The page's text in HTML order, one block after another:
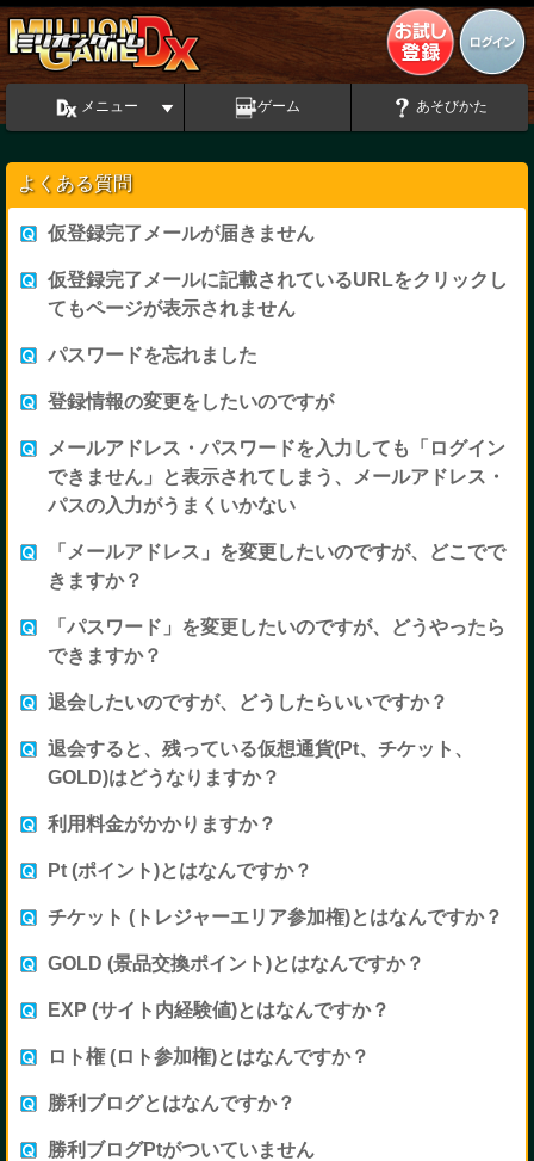
メニュー ゲーム あそびかた
よくある質問
仮登録完了メールが届きません
仮登録完了メールに記載されているURLをクリックし
てもページが表示されません
パスワードを忘れました
登録情報の変更をしたいのですが
メールアドレス・パスワードを入力しても「ログイン
できません」と表示されてしまう、メールアドレス・
パスの入力がうまくいかない
「メールアドレス」を変更したいのですが、どこでで
きますか？
「パスワード」を変更したいのですが、どうやったら
できますか？
退会したいのですが、どうしたらいいですか？
退会すると、残っている仮想通貨(Pt、チケット、
GOLD)はどうなりますか？
利用料金がかかりますか？
Pt (ポイント)とはなんですか？
チケット (トレジャーエリア参加権)とはなんですか？
GOLD (景品交換ポイント)とはなんですか？
EXP (サイト内経験値)とはなんですか？
ロト権 (ロト参加権)とはなんですか？
勝利ブログとはなんですか？
勝利ブログPtがついていません